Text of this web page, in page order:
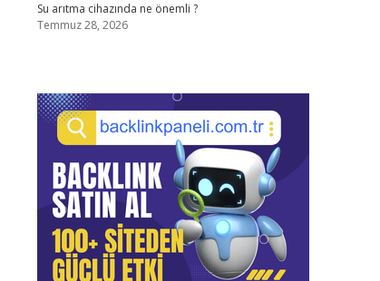
Su arıtma cihazında ne önemli ?
Temmuz 28, 2026